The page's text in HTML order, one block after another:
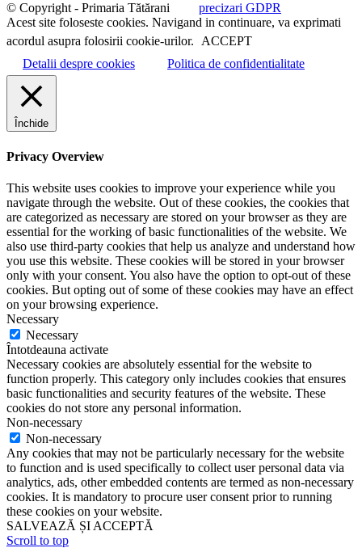
© Copyright - Primaria Tătărani precizari GDPR
Acest site foloseste cookies. Navigand in continuare, va exprimati
acordul asupra folosirii cookie-urilor. ACCEPT
Detalii despre cookies
Politica de confidentialitate
Închide
Privacy Overview
This website uses cookies to improve your experience while you
navigate through the website. Out of these cookies, the cookies that
are categorized as necessary are stored on your browser as they are
essential for the working of basic functionalities of the website. We
also use third-party cookies that help us analyze and understand how
you use this website. These cookies will be stored in your browser
only with your consent. You also have the option to opt-out of these
cookies. But opting out of some of these cookies may have an effect
on your browsing experience.
Necessary
Necessary
Întotdeauna activate
Necessary cookies are absolutely essential for the website to
function properly. This category only includes cookies that ensures
basic functionalities and security features of the website. These
cookies do not store any personal information.
Non-necessary
Non-necessary
Any cookies that may not be particularly necessary for the website
to function and is used specifically to collect user personal data via
analytics, ads, other embedded contents are termed as non-necessary
cookies. It is mandatory to procure user consent prior to running
these cookies on your website.
SALVEAZĂ ȘI ACCEPTĂ
Scroll to top